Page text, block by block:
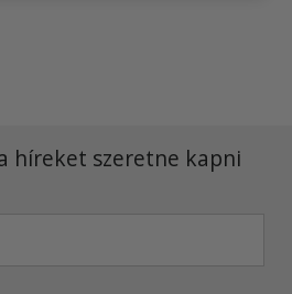
híreket szeretne kapni